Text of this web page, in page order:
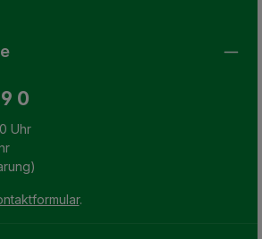
0
Uhr
.